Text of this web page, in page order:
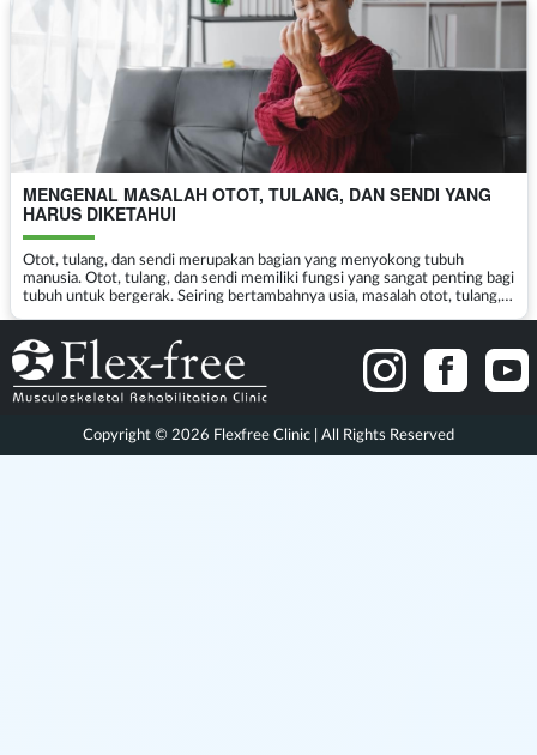
MENGENAL MASALAH OTOT, TULANG, DAN SENDI YANG
HARUS DIKETAHUI
Otot, tulang, dan sendi merupakan bagian yang menyokong tubuh
manusia. Otot, tulang, dan sendi memiliki fungsi yang sangat penting bagi
tubuh untuk bergerak. Seiring bertambahnya usia, masalah otot, tulang,
Copyright © 2026 Flexfree Clinic | All Rights Reserved